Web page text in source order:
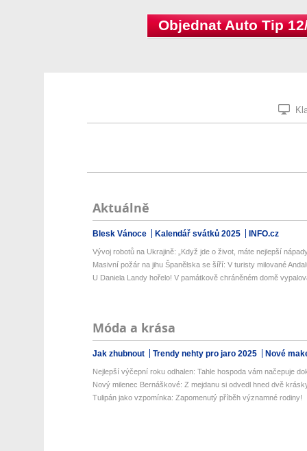
Objednat Auto Tip
Aktuálně
Blesk Vánoce Kalendář svátků 2025 INFO.cz
Vývoj robotů na Ukrajině: „Když jde o život, máte nejlepší
Masivní požár na jihu Španělska se šíří: V turisty milované
U Daniela Landy hořelo! V památkově chráněném domě
Móda a krása
Jak zhubnout Trendy nehty pro jaro 2025 Nové
Nejlepší výčepní roku odhalen: Tahle hospoda vám načepuje
Nový milenec Bernáškové: Z mejdanu si odvedl hned dvě
Tulipán jako vzpomínka: Zapomenutý příběh významné rodiny!